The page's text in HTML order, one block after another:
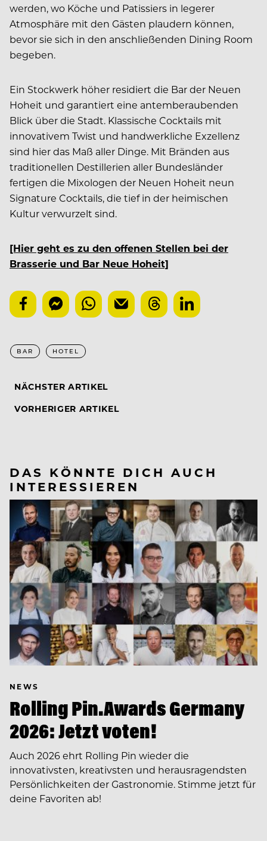
werden, wo Köche und Patissiers in legerer
Atmosphäre mit den Gästen plaudern können,
bevor sie sich in den anschließenden Dining Room
begeben.
Ein Stockwerk höher residiert die Bar der Neuen
Hoheit und garantiert eine antemberaubenden
Blick über die Stadt. Klassische Cocktails mit
innovativem Twist und handwerkliche Exzellenz
sind hier das Maß aller Dinge. Mit Bränden aus
traditionellen Destillerien aller Bundesländer
fertigen die Mixologen der Neuen Hoheit neun
Signature Cocktails, die tief in der heimischen
Kultur verwurzelt sind.
[Hier geht es zu den offenen Stellen bei der
Brasserie und Bar Neue Hoheit]
BAR HOTEL
NÄCHSTER ARTIKEL
VORHERIGER ARTIKEL
DAS KÖNNTE DICH AUCH
INTERESSIEREN
NEWS
Rolling Pin.Awards Germany
2026: Jetzt voten!
Auch 2026 ehrt Rolling Pin wieder die
innovativsten, kreativsten und herausragendsten
Persönlichkeiten der Gastronomie. Stimme jetzt für
deine Favoriten ab!